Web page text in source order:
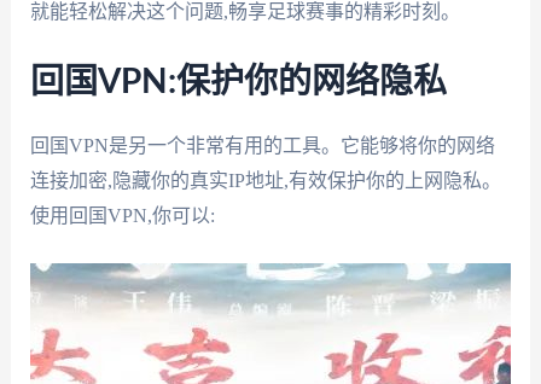
就能轻松解决这个问题,畅享足球赛事的精彩时刻。
回国VPN:保护你的网络隐私
回国VPN是另一个非常有用的工具。它能够将你的网络
连接加密,隐藏你的真实IP地址,有效保护你的上网隐私。
使用回国VPN,你可以: